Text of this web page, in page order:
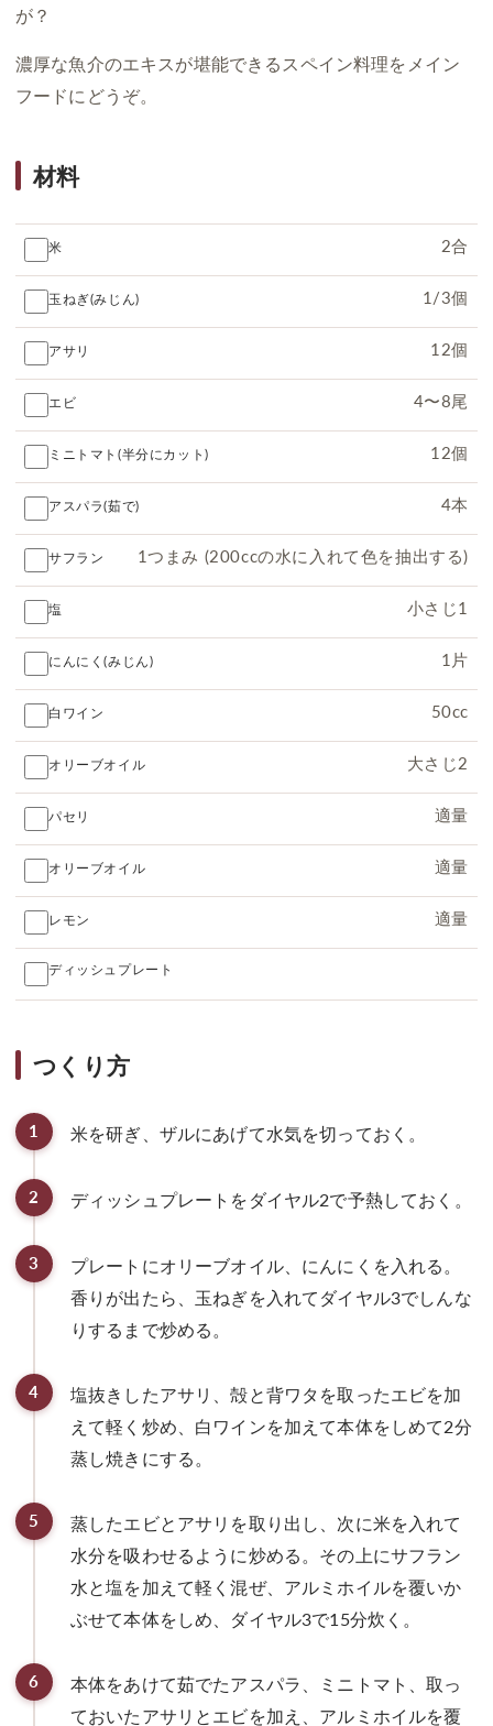
が？
濃厚な魚介のエキスが堪能できるスペイン料理をメイン
フードにどうぞ。
材料
米 2合
玉ねぎ(みじん) 1/3個
アサリ 12個
エビ 4〜8尾
ミニトマト(半分にカット) 12個
アスパラ(茹で) 4本
サフラン 1つまみ (200ccの水に入れて色を抽出する)
塩 小さじ1
にんにく(みじん) 1片
白ワイン 50cc
オリーブオイル 大さじ2
パセリ 適量
オリーブオイル 適量
レモン 適量
ディッシュプレート
つくり方
1 米を研ぎ、ザルにあげて水気を切っておく。
2 ディッシュプレートをダイヤル2で予熱しておく。
3
プレートにオリーブオイル、にんにくを入れる。
香りが出たら、玉ねぎを入れてダイヤル3でしんな
りするまで炒める。
4
塩抜きしたアサリ、殻と背ワタを取ったエビを加
えて軽く炒め、白ワインを加えて本体をしめて2分
蒸し焼きにする。
5
蒸したエビとアサリを取り出し、次に米を入れて
水分を吸わせるように炒める。その上にサフラン
水と塩を加えて軽く混ぜ、アルミホイルを覆いか
ぶせて本体をしめ、ダイヤル3で15分炊く。
6
本体をあけて茹でたアスパラ、ミニトマト、取っ
ておいたアサリとエビを加え、アルミホイルを覆